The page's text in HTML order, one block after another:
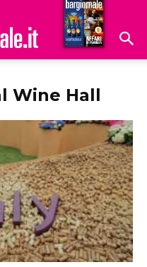
Hoteldomani
Wine Hall